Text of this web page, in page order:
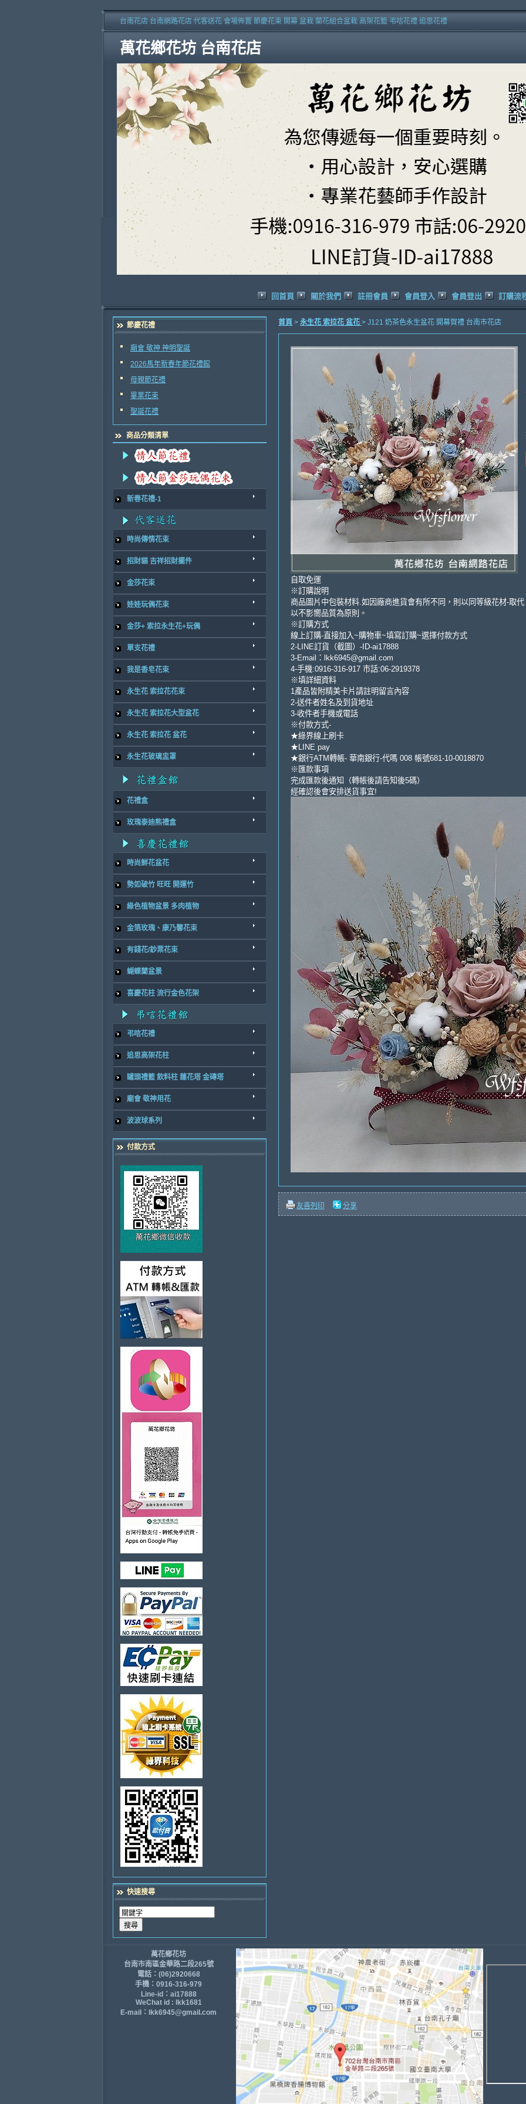
萬花鄉花坊 台南花店
台南花店 台南網路花店 代客送花 會場佈置 節慶花束 開幕 盆栽 蘭花組合盆栽 高架花籃 弔唁花禮 追思花禮
回首頁 關於我們 註冊會員 會員登入 會員登出 訂購流
節慶花禮
廟會 敬神 神明聖誕
2026馬年新春年節花禮館
母親節花禮
畢業花束
聖誕花禮
商品分類清單
新春花禮-1
時尚傳情花束
招財貓 吉祥招財擺件
金莎花束
娃娃玩偶花束
金莎+ 索拉永生花+玩偶
單支花禮
我是香皂花束
永生花 索拉花花束
永生花 索拉花大型盆花
永生花 索拉花 盆花
永生花玻璃盅罩
花禮盒
玫瑰泰迪熊禮盒
時尚鮮花盆花
勢如破竹 旺旺 開運竹
綠色植物盆景 多肉植物
金箔玫瑰、康乃馨花束
有錢花/鈔票花束
蝴蝶蘭盆景
喜慶花柱 流行金色花架
弔唁花禮
追思高架花柱
罐頭禮籃 飲料柱 蓮花塔 金磚塔
廟會 敬神用花
波波球系列
付款方式
快速搜尋
首頁 > 永生花 索拉花 盆花 > J121 奶茶色永生盆花 開幕賀禮 台南市花店
自取免運
※訂購說明
商品圖片中包裝材料.如因廠商進貨會有所不同，則以同等級花材-取代
以不影嚮品質為原則。
※訂購方式
線上訂購-直接加入~購物車~填寫訂購~選擇付款方式
2-LINE訂貨（截圖）-ID-ai17888
3-Email：lkk6945@gmail.com
4-手機:0916-316-917 市話:06-2919378
※填詳細資料
1產品皆附精美卡片請註明留言內容
2-送件者姓名及到貨地址
3-收件者手機或電話
※付款方式-
★綠界線上刷卡
★LINE pay
★銀行ATM轉帳- 華南銀行-代嗎 008 帳號681-10-0018870
※匯款事項
完成匯款後通知（轉帳後請告知後5碼）
經確認後會安排送貨事宜!
友善列印 分享
萬花鄉花坊
台南市南區金華路二段265號
電話：(06)2920668
手機：0916-316-979
Line-id：ai17888
WeChat id : lkk1681
E-mail：lkk6945@gmail.com